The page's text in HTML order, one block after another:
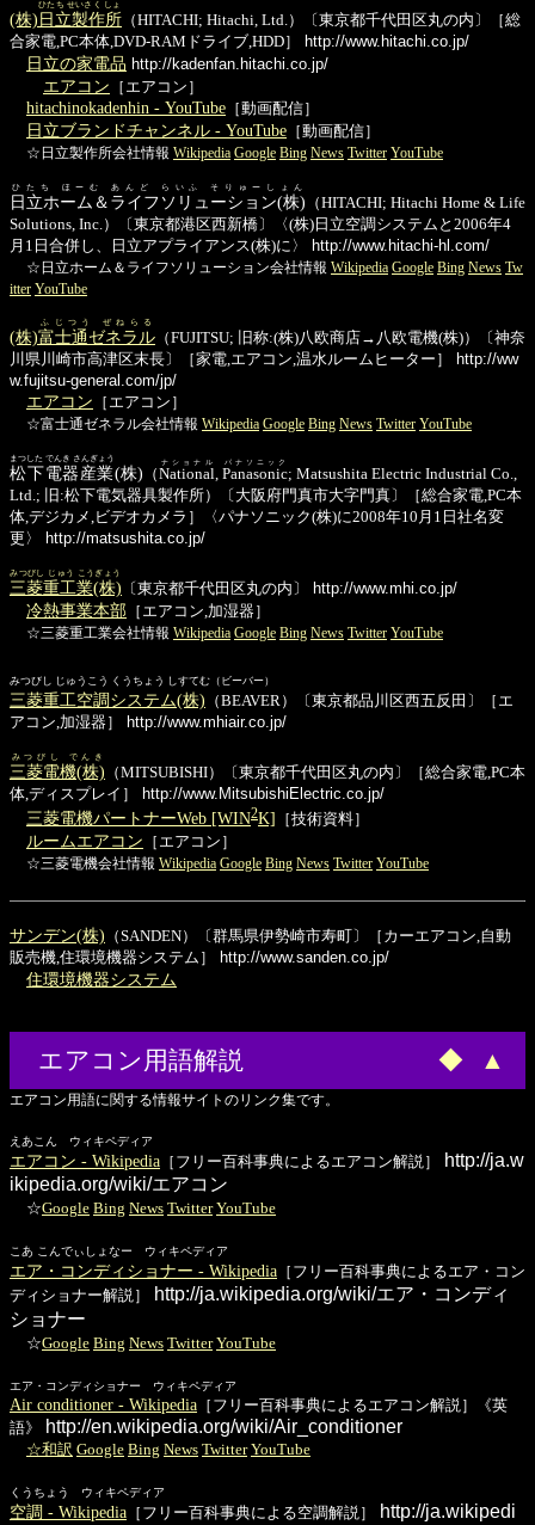
(株)日立製作所
ひたち せいさく しょ
（HITACHI; Hitachi, Ltd.）〔東京都千代田区丸の内〕［総
合家電,PC本体,DVD-RAMドライブ,HDD］
http://www.hitachi.co.jp/
日立の家電品 http://kadenfan.hitachi.co.jp/
エアコン ［エアコン］
hitachinokadenhin - YouTube ［動画配信］
日立ブランドチャンネル - YouTube ［動画配信］
☆日立製作所会社情報 Wikipedia Google Bing News Twitter YouTube
日立ホーム＆ライフソリューション(株)
ひたち ほーむ あんど らいふ そりゅーしょん
（HITACHI; Hitachi Home & Life
Solutions, Inc.）〔東京都港区西新橋〕〈(株)日立空調システムと2006年4
月1日合併し、日立アプライアンス(株)に〉
http://www.hitachi-hl.com/
☆日立ホーム＆ライフソリューション会社情報 Wikipedia Google Bing News Tw
itter YouTube
(株)富士通ゼネラル
ふじつう ぜねらる
（FUJITSU; 旧称:(株)八欧商店→八欧電機(株)）〔神奈
川県川崎市高津区末長〕［家電,エアコン,温水ルームヒーター］
http://ww
w.fujitsu-general.com/jp/
エアコン ［エアコン］
☆富士通ゼネラル会社情報 Wikipedia Google Bing News Twitter YouTube
松下電器産業
まつした でんき さんぎょう
(株) （National
ナショナル
Panasonic
パナソニック
; Matsushita Electric Industrial Co.,
Ltd.; 旧:松下電気器具製作所）〔大阪府門真市大字門真〕［総合家電,PC本
体,デジカメ,ビデオカメラ］〈パナソニック(株)に2008年10月1日社名変
更〉
http://matsushita.co.jp/
三菱重工業(株)
みつびし じゅう こうぎょう
〔東京都千代田区丸の内〕 http://www.mhi.co.jp/
冷熱事業本部 ［エアコン,加湿器］
☆三菱重工業会社情報 Wikipedia Google Bing News Twitter YouTube
みつびし じゅうこう くうちょう しすてむ（ビーバー）
三菱重工空調システム(株) （BEAVER）〔東京都品川区西五反田〕［エ
アコン,加湿器］
http://www.mhiair.co.jp/
三菱電機(株)
みつびし でんき
（MITSUBISHI）〔東京都千代田区丸の内〕［総合家電,PC本
体,ディスプレイ］
http://www.MitsubishiElectric.co.jp/
三菱電機パートナーWeb [WIN2K] ［技術資料］
ルームエアコン ［エアコン］
☆三菱電機会社情報 Wikipedia Google Bing News Twitter YouTube
サンデン(株) （SANDEN）〔群馬県伊勢崎市寿町〕［カーエアコン,自動
販売機,住環境機器システム］
http://www.sanden.co.jp/
住環境機器システム
エアコン用語解説 ◆ ▲
エアコン用語に関する情報サイトのリンク集です。
えあこん ウィキペディア
エアコン - Wikipedia ［フリー百科事典によるエアコン解説］
http://ja.w
ikipedia.org/wiki/エアコン
☆Google Bing News Twitter YouTube
こあ こんでぃしょなー ウィキペディア
エア・コンディショナー - Wikipedia ［フリー百科事典によるエア・コン
ディショナー解説］
http://ja.wikipedia.org/wiki/エア・コンディ
ショナー
☆Google Bing News Twitter YouTube
エア・コンディショナー ウィキペディア
Air conditioner - Wikipedia ［フリー百科事典によるエアコン解説］《英
語》
http://en.wikipedia.org/wiki/Air_conditioner
☆和訳 Google Bing News Twitter YouTube
くうちょう ウィキペディア
空調 - Wikipedia ［フリー百科事典による空調解説］
http://ja.wikipedi